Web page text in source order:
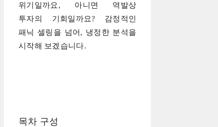
위기일까요, 아니면 역발상
투자의 기회일까요? 감정적인
패닉 셀링을 넘어, 냉정한 분석을
시작해 보겠습니다.
목차 구성